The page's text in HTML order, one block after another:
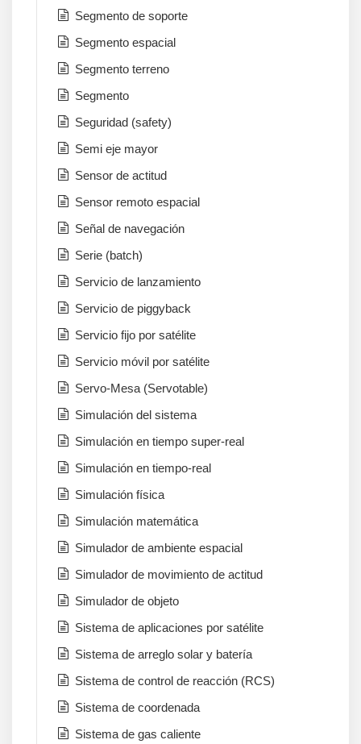
Segmento de soporte
Segmento espacial
Segmento terreno
Segmento
Seguridad (safety)
Semi eje mayor
Sensor de actitud
Sensor remoto espacial
Señal de navegación
Serie (batch)
Servicio de lanzamiento
Servicio de piggyback
Servicio fijo por satélite
Servicio móvil por satélite
Servo-Mesa (Servotable)
Simulación del sistema
Simulación en tiempo super-real
Simulación en tiempo-real
Simulación física
Simulación matemática
Simulador de ambiente espacial
Simulador de movimiento de actitud
Simulador de objeto
Sistema de aplicaciones por satélite
Sistema de arreglo solar y batería
Sistema de control de reacción (RCS)
Sistema de coordenada
Sistema de gas caliente